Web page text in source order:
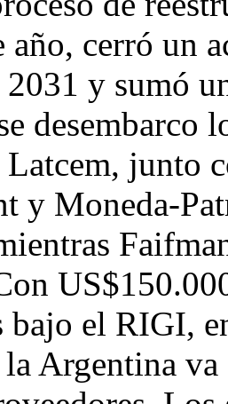
año, cerró un
2031 y sumó
desembarco
Latcem, junto
y Moneda-
bajo el RIGI,
Argentina va